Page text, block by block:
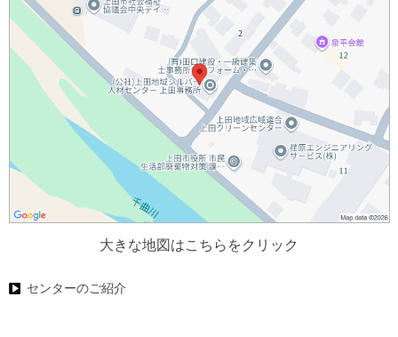
大きな地図はこちらをクリック
センターのご紹介